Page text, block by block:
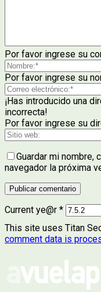
Por favor ingrese su
Por favor ingrese su
¡Has introducido una
incorrecta!
Por favor ingrese su
Guardar mi
navegador la próxima
Current ye@r *
This site uses Titan
comment data is